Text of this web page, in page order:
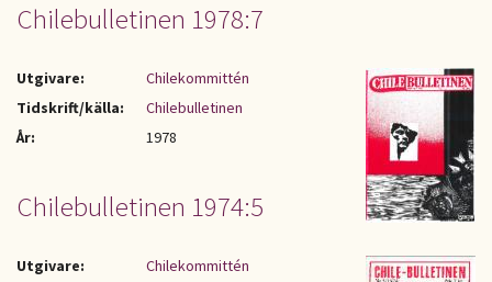
Chilebulletinen 1978:7
Utgivare:
Chilekommittén
Tidskrift/källa:
Chilebulletinen
År:
1978
Chilebulletinen 1974:5
Utgivare:
Chilekommittén